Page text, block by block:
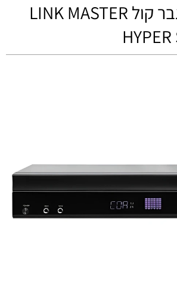
AV-6380 מגבר קול LINK MASTER